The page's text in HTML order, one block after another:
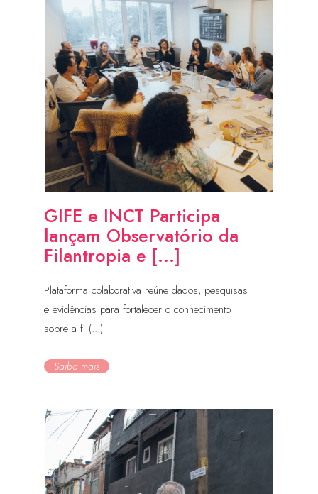
GIFE e INCT Participa
lançam Observatório da
Filantropia e [...]
Plataforma colaborativa reúne dados, pesquisas
e evidências para fortalecer o conhecimento
sobre a fi (...)
Saiba mais